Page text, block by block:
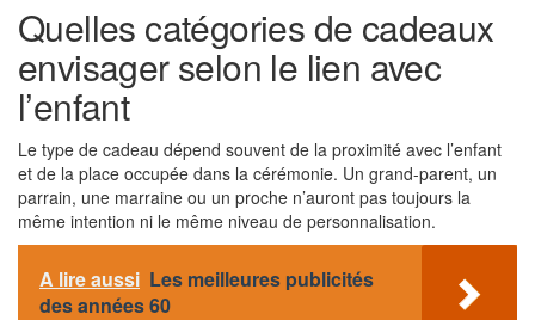
Quelles catégories de cadeaux
envisager selon le lien avec
l’enfant
Le type de cadeau dépend souvent de la proximité avec l’enfant
et de la place occupée dans la cérémonie. Un grand-parent, un
parrain, une marraine ou un proche n’auront pas toujours la
même intention ni le même niveau de personnalisation.
A lire aussi Les meilleures publicités
des années 60